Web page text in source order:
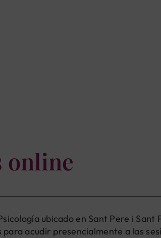
online
ubicado en Sant Pere i Sant
acudir presencialmente a las